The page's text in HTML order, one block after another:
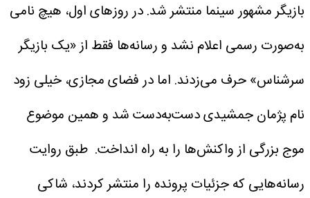
بازیگر مشهور سینما منتشر شد. در روزهای اول، هیچ نامی
به‌صورت رسمی اعلام نشد و رسانه‌ها فقط از «یک بازیگر
سرشناس» حرف می‌زدند. اما در فضای مجازی، خیلی زود
نام پژمان جمشیدی دست‌به‌دست شد و همین موضوع
موج بزرگی از واکنش‌ها را به راه انداخت. طبق روایت
رسانه‌هایی که جزئیات پرونده را منتشر کردند، شاکی